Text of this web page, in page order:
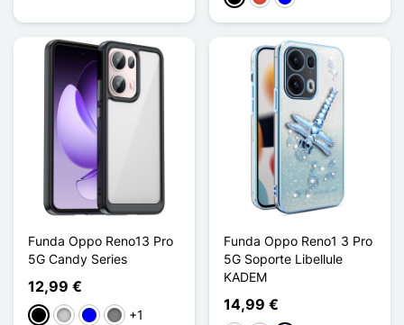
Funda Oppo Reno13 Pro
5G Candy Series
12,99 €
NegroTransparente
AzulGris Transparent
+1
Funda Oppo Reno1 3 Pro
5G Soporte Libellule
KADEM
14,99 €